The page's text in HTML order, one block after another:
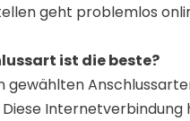
geht problemlos
ist die beste?
gewählten
Internetverbindung